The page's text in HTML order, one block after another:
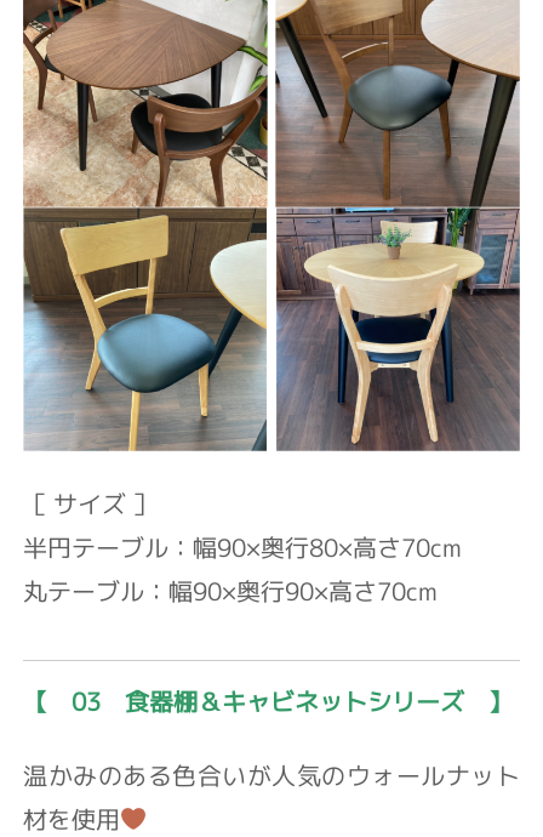
［ サイズ ］
半円テーブル：幅90×奥行80×高さ70cm
丸テーブル：幅90×奥行90×高さ70cm
【 03 食器棚＆キャビネットシリーズ 】
温かみのある色合いが人気のウォールナット
材を使用